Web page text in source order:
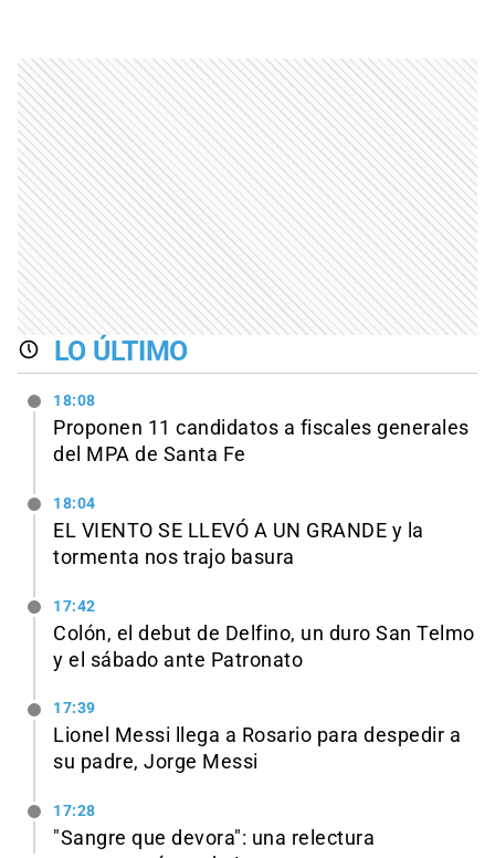
LO ÚLTIMO
18:08
Proponen 11 candidatos a fiscales generales
del MPA de Santa Fe
18:04
EL VIENTO SE LLEVÓ A UN GRANDE y la
tormenta nos trajo basura
17:42
Colón, el debut de Delfino, un duro San Telmo
y el sábado ante Patronato
17:39
Lionel Messi llega a Rosario para despedir a
su padre, Jorge Messi
17:28
"Sangre que devora": una relectura